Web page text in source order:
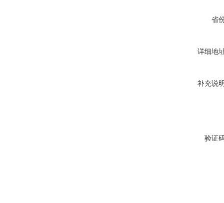
省
详细地
补充说
验证